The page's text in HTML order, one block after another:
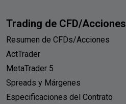
Trading de CFD/Acciones
Resumen de CFDs/Acciones
ActTrader
MetaTrader 5
Spreads y Márgenes
Especificaciones del Contrato